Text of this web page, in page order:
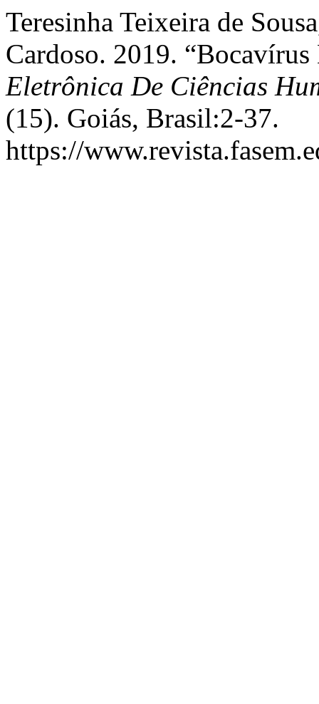
Teresinha Teixeira de
Cardoso. 2019.
Eletrônica De Ciências
(15). Goiás, Brasil:2-37.
https://